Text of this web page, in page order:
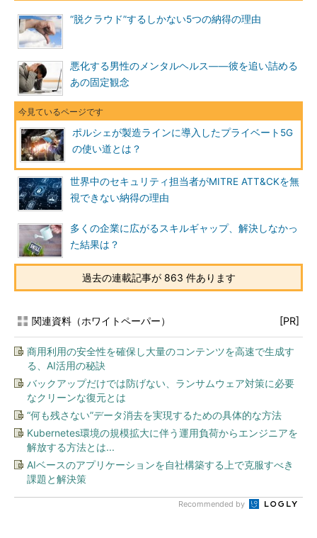
“脱クラウド”するしかない5つの納得の理由
悪化する男性のメンタルヘルス――彼を追い詰める
あの固定観念
ポルシェが製造ラインに導入したプライベート5G
の使い道とは？
世界中のセキュリティ担当者がMITRE ATT&CKを無
視できない納得の理由
多くの企業に広がるスキルギャップ、解決しなかっ
た結果は？
過去の連載記事が 863 件あります
関連資料（ホワイトペーパー） [PR]
商用利用の安全性を確保し大量のコンテンツを高速で生成す
る、AI活用の秘訣
バックアップだけでは防げない、ランサムウェア対策に必要
なクリーンな復元とは
“何も残さない”データ消去を実現するための具体的な方法
Kubernetes環境の規模拡大に伴う運用負荷からエンジニアを
解放する方法とは...
AIベースのアプリケーションを自社構築する上で克服すべき
課題と解決策
Recommended by